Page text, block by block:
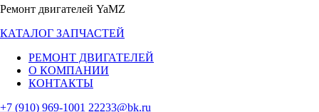
Ремонт двигателей YaMZ
КАТАЛОГ ЗАПЧАСТЕЙ
РЕМОНТ ДВИГАТЕЛЕЙ
О КОМПАНИИ
КОНТАКТЫ
+7 (910) 969-1001 22233@bk.ru